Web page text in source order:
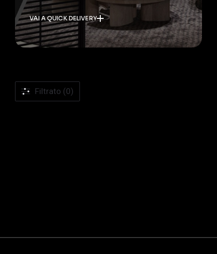
VAI A QUICK DELIVERY
Filtrato (0)